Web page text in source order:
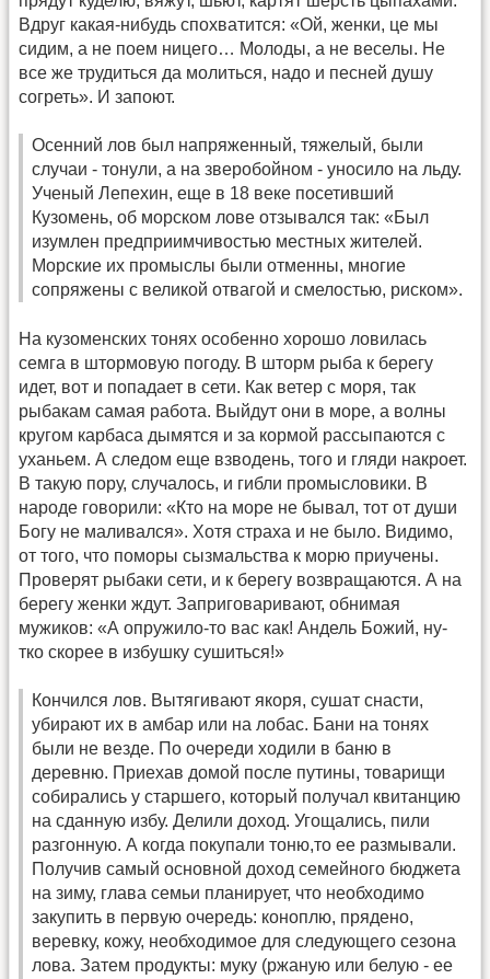
Вдруг какая-нибудь спохватится: «Ой, женки, це мы
сидим, а не поем ницего… Молоды, а не веселы. Не
все же трудиться да молиться, надо и песней душу
согреть». И запоют.
Осенний лов был напряженный, тяжелый, были
случаи - тонули, а на зверобойном - уносило на льду.
Ученый Лепехин, еще в 18 веке посетивший
Кузомень, об морском лове отзывался так: «Был
изумлен предприимчивостью местных жителей.
Морские их промыслы были отменны, многие
сопряжены с великой отвагой и смелостью, риском».
На кузоменских тонях особенно хорошо ловилась
семга в штормовую погоду. В шторм рыба к берегу
идет, вот и попадает в сети. Как ветер с моря, так
рыбакам самая работа. Выйдут они в море, а волны
кругом карбаса дымятся и за кормой рассыпаются с
уханьем. А следом еще взводень, того и гляди накроет.
В такую пору, случалось, и гибли промысловики. В
народе говорили: «Кто на море не бывал, тот от души
Богу не маливался». Хотя страха и не было. Видимо,
от того, что поморы сызмальства к морю приучены.
Проверят рыбаки сети, и к берегу возвращаются. А на
берегу женки ждут. Заприговаривают, обнимая
мужиков: «А опружило-то вас как! Андель Божий, ну-
тко скорее в избушку сушиться!»
Кончился лов. Вытягивают якоря, сушат снасти,
убирают их в амбар или на лобас. Бани на тонях
были не везде. По очереди ходили в баню в
деревню. Приехав домой после путины, товарищи
собирались у старшего, который получал квитанцию
на сданную избу. Делили доход. Угощались, пили
разгонную. А когда покупали тоню,то ее размывали.
Получив самый основной доход семейного бюджета
на зиму, глава семьи планирует, что необходимо
закупить в первую очередь: коноплю, прядено,
веревку, кожу, необходимое для следующего сезона
лова. Затем продукты: муку (ржаную или белую - ее